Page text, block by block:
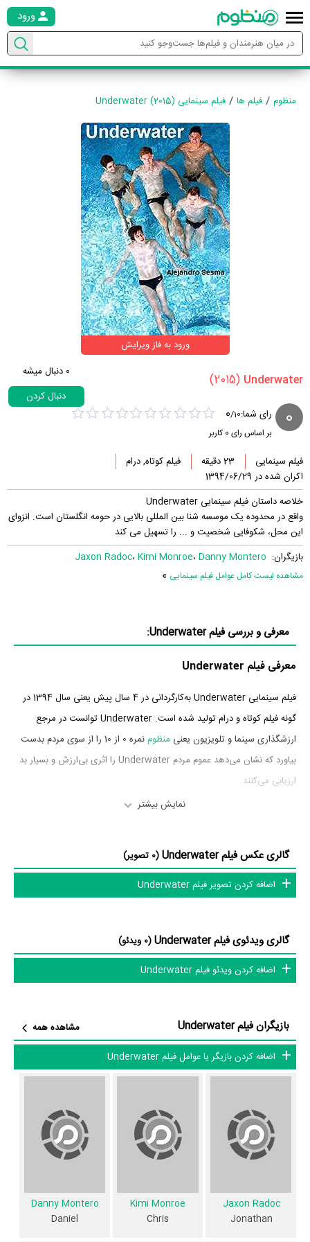
ورود
منظوم فیلم ها فیلم سینمایی Underwater (2015)
ورود به فاز ویرایش
(2015)
0 دنبال میشه
دنبال کردن
0 رای شما: 0/10
بر اساس رای 0کاربر
فیلم سینمایی 23 دقیقه
فیلم کوتاه, درام
اکران شده در 1394/06/29
خلاصه داستان فیلم سینمایی Underwater
واقع در محدوده یک موسسه شنا بین المللی بالایی در حومه انگلستان است. انزوای
این محل، شکوفایی شخصیت و ... را تسهیل می کند
بازیگران:
Jaxon Radoc، Kimi Monroe، Danny Montero
مشاهده لیست کامل عوامل فیلم سینمایی »
معرفی و بررسی فیلم Underwater:
معرفی فیلم Underwater
فیلم سینمایی Underwater به‌کارگردانی در 4 سال پیش یعنی سال 1394 در
گونه فیلم کوتاه و درام تولید شده است. Underwater توانست در مرجع
ارزشگذاری سینما و تلویزیون یعنی منظوم
نمره 0 از 10 را از سوی مردم بدست
بیاورد که نشان می‌دهد عموم مردم Underwater را اثری بی‌ارزش و بسیار بد
ارزیابی می‌کنند.
چونJaxon Radocدر نقش Jonathan،Kimi Monroe
در نقش Chris،
Danny Monteroدر نقش Daniel،Kayden Gray
بازیگری پرداخته‌اند. در فیلم Underwater حدود 8 بازیگر جلوی دوربین
آیا به‌عنوان کارگردان و به‌عنوان بازیگردان و همچنین تیم بازیگری
Underwater توانسته‌اند در این زمینه موفق باشند و بازی‌های درخشانی را
نمایش دهند؟
اشاره کرد.
داستان فیلم Underwater
در خلاصه داستانی که یا از سوی تیم رسانه‌ای اثر و یا توسط دیگر رسانه‌ها درباره
نمایش بیشتر
گالری عکس فیلم Underwater
(0 تصویر)
اضافه کردن تصویر فیلم Underwater
گالری ویدئوی فیلم Underwater
(0 ویدئو)
اضافه کردن ویدئو فیلم Underwater
بازیگران فیلم Underwater
مشاهده همه
اضافه کردن بازیگر یا عوامل فیلم Underwater
Jaxon Radoc
Jonathan
Kimi Monroe
Chris
Danny Montero
Daniel